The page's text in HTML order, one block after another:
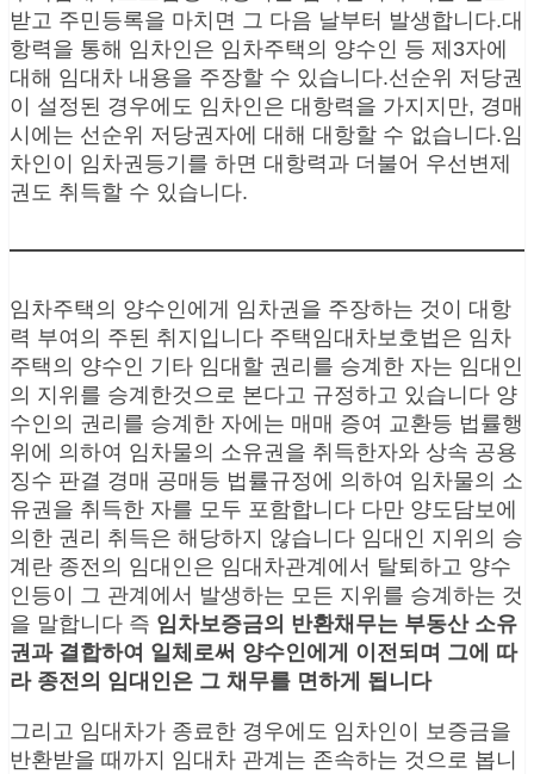
받고 주민등록을 마치면 그 다음 날부터 발생합니다.대
항력을 통해 임차인은 임차주택의 양수인 등 제3자에
대해 임대차 내용을 주장할 수 있습니다.선순위 저당권
이 설정된 경우에도 임차인은 대항력을 가지지만, 경매
시에는 선순위 저당권자에 대해 대항할 수 없습니다.임
차인이 임차권등기를 하면 대항력과 더불어 우선변제
권도 취득할 수 있습니다.
임차주택의 양수인에게 임차권을 주장하는 것이 대항
력 부여의 주된 취지입니다 주택임대차보호법은 임차
주택의 양수인 기타 임대할 권리를 승계한 자는 임대인
의 지위를 승계한것으로 본다고 규정하고 있습니다 양
수인의 권리를 승계한 자에는 매매 증여 교환등 법률행
위에 의하여 임차물의 소유권을 취득한자와 상속 공용
징수 판결 경매 공매등 법률규정에 의하여 임차물의 소
유권을 취득한 자를 모두 포함합니다 다만 양도담보에
의한 권리 취득은 해당하지 않습니다 임대인 지위의 승
계란 종전의 임대인은 임대차관계에서 탈퇴하고 양수
인등이 그 관계에서 발생하는 모든 지위를 승계하는 것
을 말합니다 즉 임차보증금의 반환채무는 부동산 소유
권과 결합하여 일체로써 양수인에게 이전되며 그에 따
라 종전의 임대인은 그 채무를 면하게 됩니다
그리고 임대차가 종료한 경우에도 임차인이 보증금을
반환받을 때까지 임대차 관계는 존속하는 것으로 봅니